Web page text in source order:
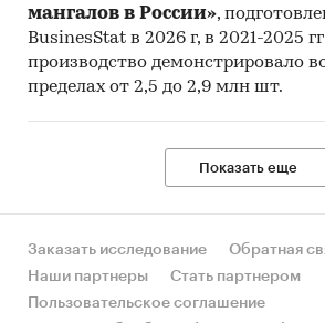
Количественные показатели в
рассчитаны в шт, стоимостные -
рублях
Потребительские товары / ... /
Косметика
мангалов в России»,
BusinesStat в 2026 г, в 2021-2025
производство демонстрировало
пределах от 2,5 до 2,9 млн шт.
Показать еще
Заказать исследование
Обратная
Наши партнеры
Стать партнером
Пользовательское соглашение